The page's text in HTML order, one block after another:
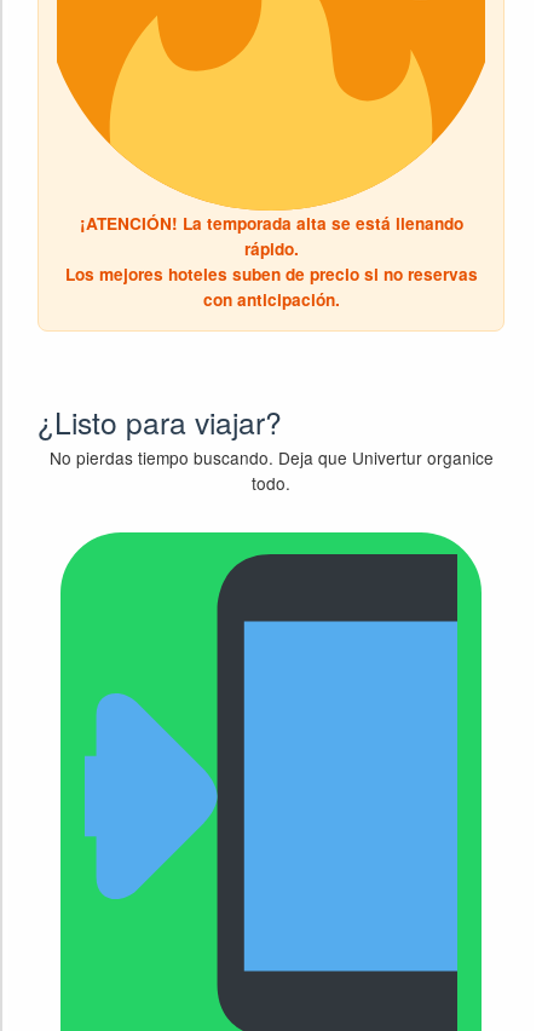
¡ATENCIÓN! La temporada alta se está llenando
rápido.
Los mejores hoteles suben de precio si no reservas
con anticipación.
¿Listo para viajar?
No pierdas tiempo buscando. Deja que Univertur organice
todo.